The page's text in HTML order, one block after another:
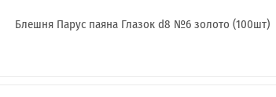
Блешня Парус паяна Глазок d8 №6 золото (100шт)